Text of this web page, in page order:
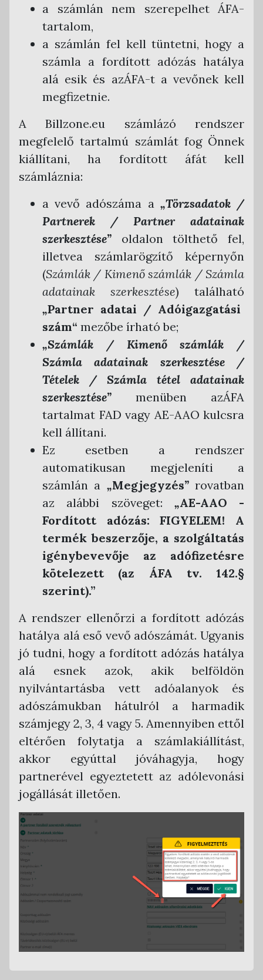
a számlán nem szerepelhet ÁFA-
tartalom,
a számlán fel kell tüntetni, hogy a
számla a fordított adózás hatálya
alá esik és azÁFA-t a vevőnek kell
megfizetnie.
A Billzone.eu számlázó rendszer
megfelelő tartalmú számlát fog Önnek
kiállítani, ha fordított áfát kell
számláznia:
a vevő adószáma a „Törzsadatok /
Partnerek / Partner adatainak
szerkesztése” oldalon tölthető fel,
illetvea számlarögzítő képernyőn
(Számlák / Kimenő számlák / Számla
adatainak szerkesztése) található
„Partner adatai / Adóigazgatási
szám“ mezőbe írható be;
„Számlák / Kimenő számlák /
Számla adatainak szerkesztése /
Tételek / Számla tétel adatainak
szerkesztése” menüben azÁFA
tartalmat FAD vagy AE-AAO kulcsra
kell állítani.
Ez esetben a rendszer
automatikusan megjeleníti a
számlán a „Megjegyzés”rovatban
az alábbi szöveget: „AE-AAO -
Fordított adózás: FIGYELEM! A
termék beszerzője, a szolgáltatás
igénybevevője az adófizetésre
kötelezett (az ÁFA tv. 142.§
szerint).”
A rendszer ellenőrzi a fordított adózás
hatálya alá eső vevő adószámát. Ugyanis
jó tudni, hogy a fordított adózás hatálya
alá esnek azok, akik belföldön
nyilvántartásba vett adóalanyok és
adószámukban hátulról a harmadik
számjegy 2, 3, 4 vagy 5. Amennyiben ettől
eltérően folytatja a számlakiállítást,
akkor egyúttal jóváhagyja, hogy
partnerével egyeztetett az adólevonási
jogállását illetően.